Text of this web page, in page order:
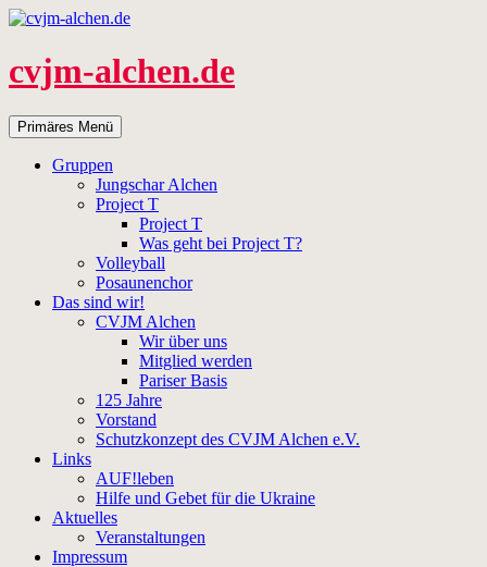
Zum
springen
cvjm-alchen.de
Suchen
Primäres Menü
Gruppen
Jungschar Alchen
Project T
Project T
Was geht bei Project T?
Volleyball
Posaunenchor
Das sind wir!
CVJM Alchen
Wir über uns
Mitglied werden
Pariser Basis
125 Jahre
Vorstand
Schutzkonzept des CVJM Alchen e.V.
Links
AUF!leben
Hilfe und Gebet für die Ukraine
Aktuelles
Veranstaltungen
Impressum